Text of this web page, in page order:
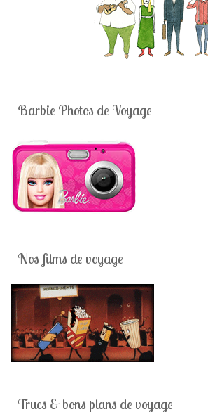
Barbie Photos de Voyage
Nos films de voyage
Trucs & bons plans de voyage